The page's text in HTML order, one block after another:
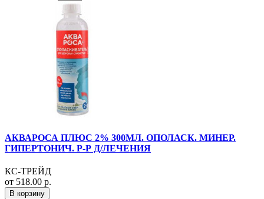
АКВАРОСА ПЛЮС 2% 300МЛ. ОПОЛАСК. МИНЕР.
ГИПЕРТОНИЧ. Р-Р Д/ЛЕЧЕНИЯ
КС-ТРЕЙД
от 518.00 р.
В корзину